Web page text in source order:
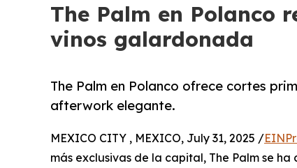
The Palm en Polanco
vinos galardonada
The Palm en Polanco ofrece cortes
afterwork elegante.
MEXICO CITY , MEXICO, July 31, 2025 /
más exclusivas de la capital, The Palm se